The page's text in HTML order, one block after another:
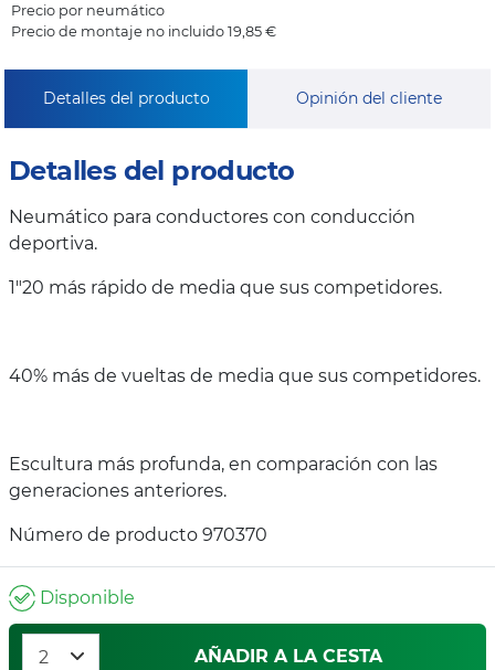
Precio por neumático
Precio de montaje no incluido 19,85 €
Detalles del producto Opinión del cliente
Detalles del producto
Neumático para conductores con conducción
deportiva.
1"20 más rápido de media que sus competidores.
40% más de vueltas de media que sus competidores.
Escultura más profunda, en comparación con las
generaciones anteriores.
Número de producto 970370
Disponible
AÑADIR A LA CESTA